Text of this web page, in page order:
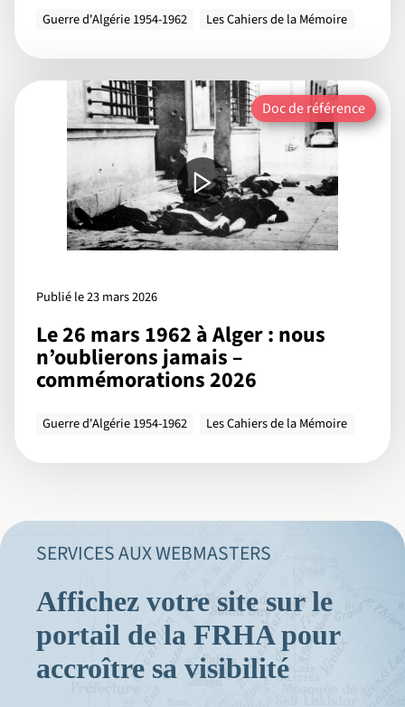
Guerre d'Algérie 1954-1962 Les Cahiers de la Mémoire
Doc de référence
Publié le 23 mars 2026
Le 26 mars 1962 à Alger : nous
n’oublierons jamais –
commémorations 2026
Guerre d'Algérie 1954-1962 Les Cahiers de la Mémoire
SERVICES AUX WEBMASTERS
Affichez votre site sur le
portail de la FRHA pour
accroître sa visibilité